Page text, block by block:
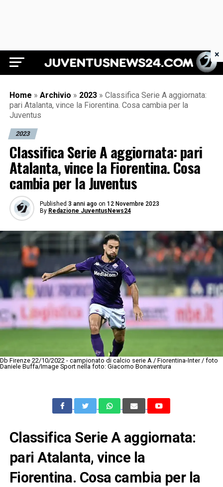
Juventus News 24
Home » Archivio » 2023 » Classifica Serie A aggiornata:
pari Atalanta, vince la Fiorentina. Cosa cambia per la
Juventus
2023
Classifica Serie A aggiornata: pari
Atalanta, vince la Fiorentina. Cosa
cambia per la Juventus
Published 3 anni ago on 12 Novembre 2023
By Redazione JuventusNews24
Db Firenze 22/10/2022 - campionato di calcio serie A / Fiorentina-Inter / foto
Daniele Buffa/Image Sport nella foto: Giacomo Bonaventura
Classifica Serie A aggiornata:
pari Atalanta, vince la
Fiorentina. Cosa cambia per la
×